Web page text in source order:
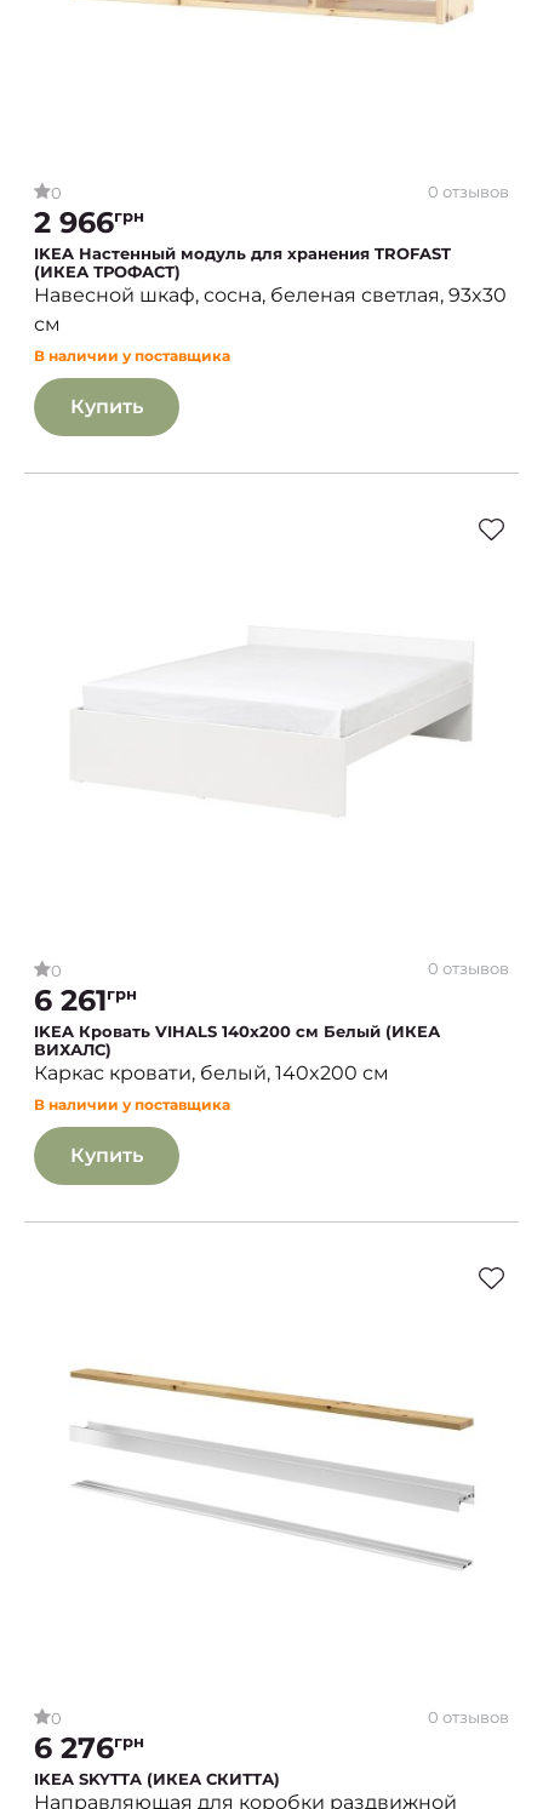
0 0 отзывов
2 966грн
IKEA Настенный модуль для хранения TROFAST
(ИКЕА ТРОФАСТ)
Навесной шкаф, сосна, беленая светлая, 93x30
см
В наличии у поставщика
Купить
0 0 отзывов
6 261грн
IKEA Кровать VIHALS 140x200 см Белый (ИКЕА
ВИХАЛС)
Каркас кровати, белый, 140x200 см
В наличии у поставщика
Купить
0 0 отзывов
6 276грн
IKEA SKYTTA (ИКЕА СКИТТА)
Направляющая для коробки раздвижной